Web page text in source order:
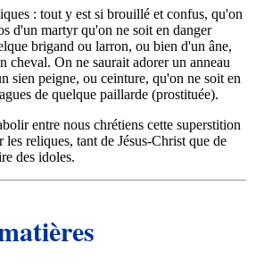
: tout y est si brouillé et confus, qu'on
d'un martyr qu'on ne soit en danger
brigand ou larron, ou bien d'un âne,
cheval. On ne saurait adorer un anneau
sien peigne, ou ceinture, qu'on ne soit en
de quelque paillarde (prostituée).
entre nous chrétiens cette superstition
les reliques, tant de Jésus-Christ que de
des idoles.